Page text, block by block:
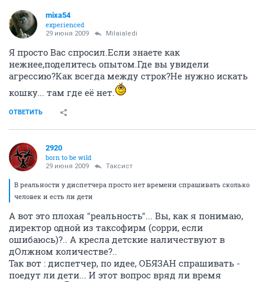
mixa54
experienced
29 июня 2009 Milaialedi
Я просто Вас спросил.Если знаете как
нежнее,поделитесь опытом.Где вы увидели
агрессию?Как всегда между строк?Не нужно искать
кошку... там где её нет.
ОТВЕТИТЬ
2920
born to be wild
29 июня 2009 Таксист
В реальности у диспетчера просто нет времени спрашивать сколько
человек и есть ли дети
А вот это плохая "реальность"... Вы, как я понимаю,
директор одной из таксофирм (сорри, если
ошибаюсь)?.. А кресла детские наличествуют в
дОлжном количестве?..
Так вот : диспетчер, по идее, ОБЯЗАН спрашивать -
поедут ли дети... И этот вопрос вряд ли время